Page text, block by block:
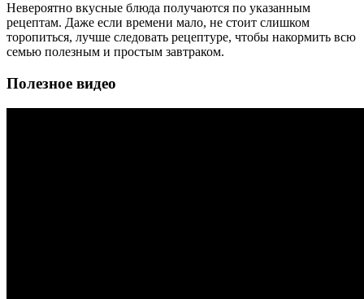
Невероятно вкусные блюда получаются по указанным
рецептам. Даже если времени мало, не стоит слишком
торопиться, лучше следовать рецептуре, чтобы накормить всю
семью полезным и простым завтраком.
Полезное видео